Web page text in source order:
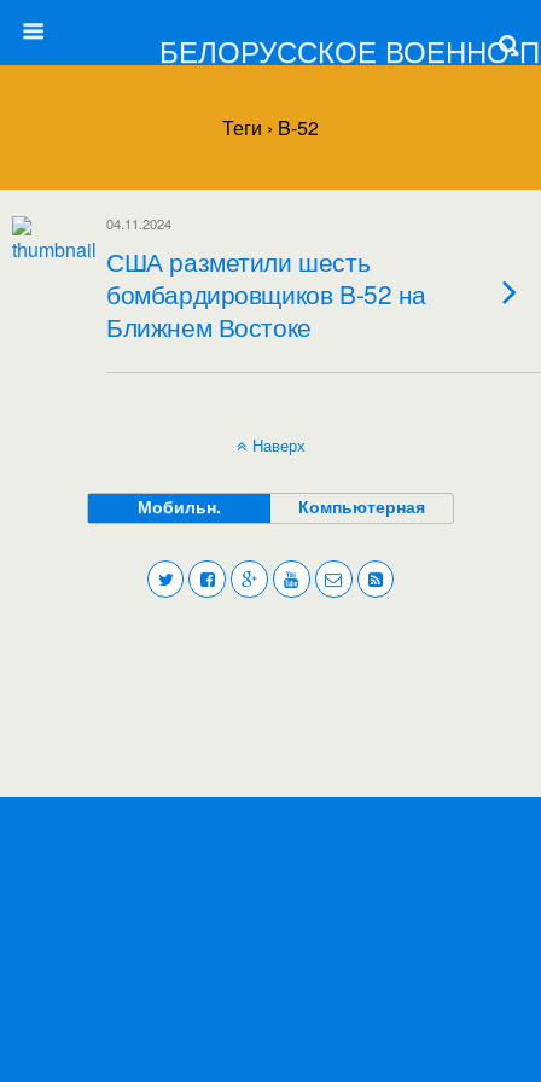
БЕЛОРУССКОЕ ВОЕННО-
Теги › B-52
04.11.2024
США разметили шесть
бомбардировщиков B-52 на
Ближнем Востоке
Наверх
Мобильн. Компьютерная